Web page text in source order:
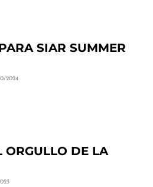
SIAR SUMMER
2024
ORGULLO DE LA